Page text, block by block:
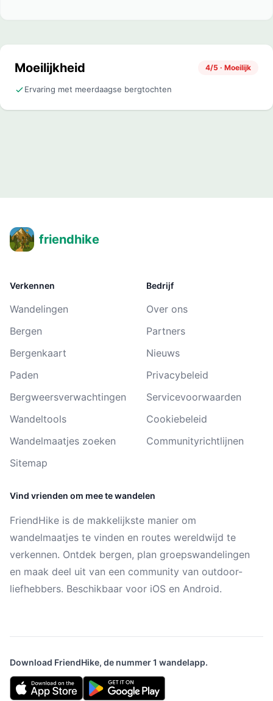
Moeilijkheid 4/5 · Moeilijk
Ervaring met meerdaagse bergtochten
friendhike
Verkennen
Wandelingen
Bergen
Bergenkaart
Paden
Bergweersverwachtingen
Wandeltools
Wandelmaatjes zoeken
Sitemap
Bedrijf
Over ons
Partners
Nieuws
Privacybeleid
Servicevoorwaarden
Cookiebeleid
Communityrichtlijnen
Vind vrienden om mee te wandelen
FriendHike is de makkelijkste manier om
wandelmaatjes te vinden en routes wereldwijd te
verkennen. Ontdek bergen, plan groepswandelingen
en maak deel uit van een community van outdoor-
liefhebbers. Beschikbaar voor iOS en Android.
Download FriendHike, de nummer 1 wandelapp.